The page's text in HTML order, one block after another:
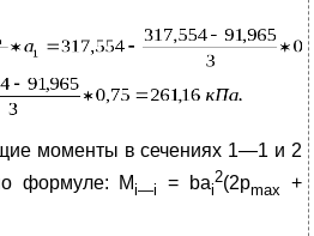
моменты в сечениях 1—1 и 2
формуле: Mi—i = bai
2(2pmax
+